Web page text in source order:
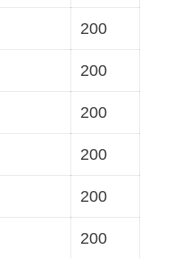
200
200
200
200
200
200